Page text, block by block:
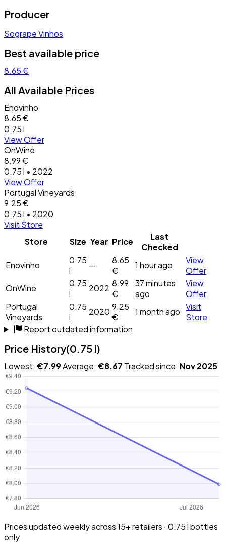
Producer
Sogrape Vinhos
Best available price
8.65 €
All Available Prices
Enovinho
8.65 €
0.75 l
View Offer
OnWine
8.99 €
0.75 l • 2022
View Offer
Portugal Vineyards
9.25 €
0.75 l • 2020
Visit Store
Store
Size Year Price
Last
Checked
Enovinho
0.75
l
—
8.65
€
1 hour ago
View
Offer
OnWine
0.75
l
2022 8.99
€
37 minutes
ago
View
Offer
Portugal
Vineyards
0.75
l
2020 9.25
€
1 month ago Visit
Store
Report outdated information
Price History(0.75 l)
Lowest: €7.99Average: €8.67 Tracked since: Nov 2025
Prices updated weekly across 15+ retailers · 0.75 l bottles
only